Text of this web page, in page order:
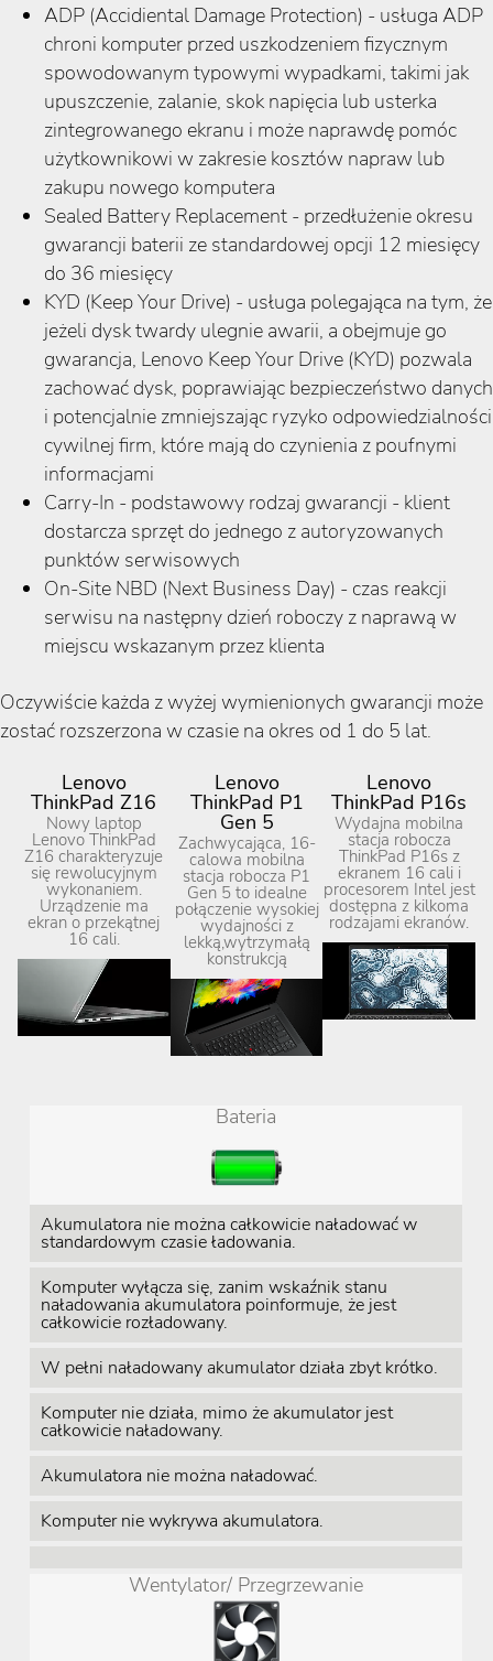
ADP (Accidiental Damage Protection) - usługa ADP
chroni komputer przed uszkodzeniem fizycznym
spowodowanym typowymi wypadkami, takimi jak
upuszczenie, zalanie, skok napięcia lub usterka
zintegrowanego ekranu i może naprawdę pomóc
użytkownikowi w zakresie kosztów napraw lub
zakupu nowego komputera
Sealed Battery Replacement - przedłużenie okresu
gwarancji baterii ze standardowej opcji 12 miesięcy
do 36 miesięcy
KYD (Keep Your Drive) - usługa polegająca na tym, że
jeżeli dysk twardy ulegnie awarii, a obejmuje go
gwarancja, Lenovo Keep Your Drive (KYD) pozwala
zachować dysk, poprawiając bezpieczeństwo danych
i potencjalnie zmniejszając ryzyko odpowiedzialności
cywilnej firm, które mają do czynienia z poufnymi
informacjami
Carry-In - podstawowy rodzaj gwarancji - klient
dostarcza sprzęt do jednego z autoryzowanych
punktów serwisowych
On-Site NBD (Next Business Day) - czas reakcji
serwisu na następny dzień roboczy z naprawą w
miejscu wskazanym przez klienta
Oczywiście każda z wyżej wymienionych gwarancji może
zostać rozszerzona w czasie na okres od 1 do 5 lat.
Lenovo
ThinkPad Z16
Nowy laptop
Lenovo ThinkPad
Z16 charakteryzuje
się rewolucyjnym
wykonaniem.
Urządzenie ma
ekran o przekątnej
16 cali.
Lenovo
ThinkPad P1
Gen 5
Zachwycająca, 16-
calowa mobilna
stacja robocza P1
Gen 5 to idealne
połączenie wysokiej
wydajności z
lekką,wytrzymałą
konstrukcją
Lenovo
ThinkPad P16s
Wydajna mobilna
stacja robocza
ThinkPad P16s z
ekranem 16 cali i
procesorem Intel jest
dostępna z kilkoma
rodzajami ekranów.
Bateria
Akumulatora nie można całkowicie naładować w
standardowym czasie ładowania.
Komputer wyłącza się, zanim wskaźnik stanu
naładowania akumulatora poinformuje, że jest
całkowicie rozładowany.
W pełni naładowany akumulator działa zbyt krótko.
Komputer nie działa, mimo że akumulator jest
całkowicie naładowany.
Akumulatora nie można naładować.
Komputer nie wykrywa akumulatora.
Wentylator/ Przegrzewanie